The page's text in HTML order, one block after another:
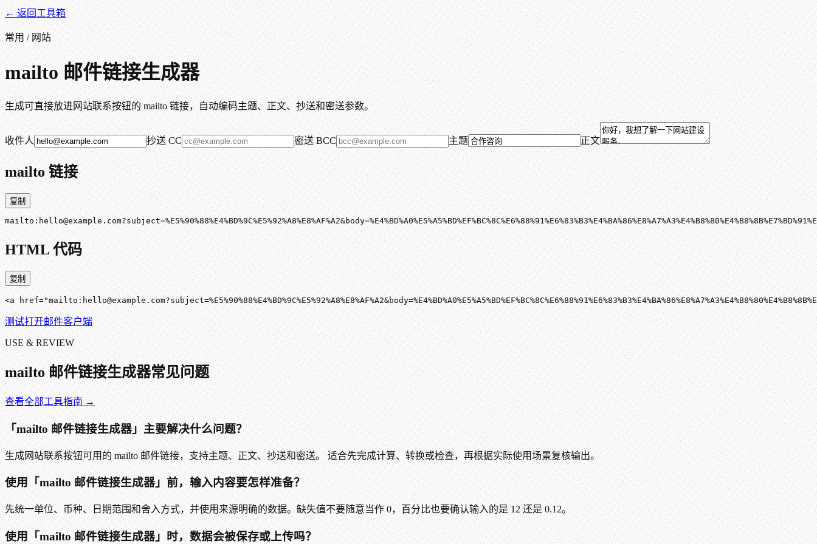
← 返回工具箱
常用 / 网站
mailto 邮件链接生成器
生成可直接放进网站联系按钮的 mailto 链接，自动编码主题、正文、抄送和密送参数。
收件人 抄送 CC 密送 BCC 主题 正文
mailto 链接
复制
HTML 代码
复制
<a
测试打开邮件客户端
USE & REVIEW
mailto 邮件链接生成器常见问题
查看全部工具指南 →
「mailto 邮件链接生成器」主要解决什么问题？
生成网站联系按钮可用的 mailto 邮件链接，支持主题、正文、抄送和密送。 适合先完成计算、转换或检查，再根据实际使用场景复核输出。
使用「mailto 邮件链接生成器」前，输入内容要怎样准备？
先统一单位、币种、日期范围和舍入方式，并使用来源明确的数据。缺失值不要随意当作 0，百分比也要确认输入的是 12 还是 0.12。
使用「mailto 邮件链接生成器」时，数据会被保存或上传吗？